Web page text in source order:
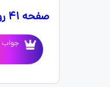
صفحه ۴۱ رو میگین لطفا معرکه میدم‌، ولی سریع میخوام
جواب